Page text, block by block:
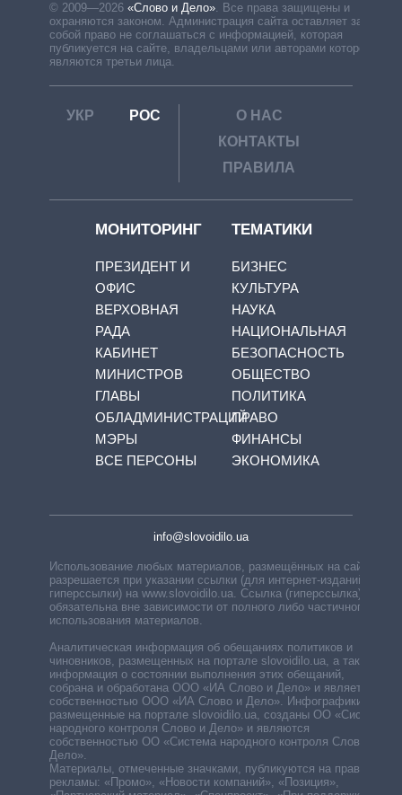
© 2009—2026 «Слово и Дело». Все права защищены и
охраняются законом. Администрация сайта оставляет за
собой право не соглашаться с информацией, которая
публикуется на сайте, владельцами или авторами которой
являются третьи лица.
УКР РОС
О НАС
КОНТАКТЫ
ПРАВИЛА
МОНИТОРИНГ
ПРЕЗИДЕНТ И
ОФИС
ВЕРХОВНАЯ
РАДА
КАБИНЕТ
МИНИСТРОВ
ГЛАВЫ
ОБЛАДМИНИСТРАЦИЙ
МЭРЫ
ВСЕ ПЕРСОНЫ
ТЕМАТИКИ
БИЗНЕС
КУЛЬТУРА
НАУКА
НАЦИОНАЛЬНАЯ
БЕЗОПАСНОСТЬ
ОБЩЕСТВО
ПОЛИТИКА
ПРАВО
ФИНАНСЫ
ЭКОНОМИКА
info@slovoidilo.ua
Использование любых материалов, размещённых на сайте,
разрешается при указании ссылки (для интернет-изданий —
гиперссылки) на www.slovoidilo.ua. Ссылка (гиперссылка)
обязательна вне зависимости от полного либо частичного
использования материалов.
Аналитическая информация об обещаниях политиков и
чиновников, размещенных на портале slovoidilo.ua, а также
информация о состоянии выполнения этих обещаний,
собрана и обработана ООО «ИА Слово и Дело» и является
собственностью ООО «ИА Слово и Дело». Инфографики,
размещенные на портале slovoidilo.ua, созданы ОО «Система
народного контроля Слово и Дело» и являются
собственностью ОО «Система народного контроля Слово и
Дело».
Материалы, отмеченные значками, публикуются на правах
рекламы: «Промо», «Новости компаний», «Позиция»,